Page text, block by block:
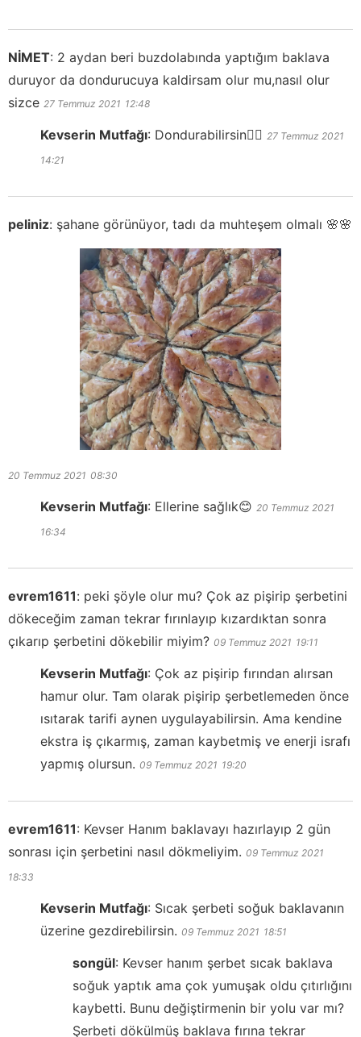
NİMET: 2 aydan beri buzdolabında yaptığım baklava
duruyor da dondurucuya kaldirsam olur mu,nasıl olur
sizce 27 Temmuz 2021 12:48
Kevserin Mutfağı: Dondurabilirsin👍🏻 27 Temmuz 2021
14:21
peliniz: şahane görünüyor, tadı da muhteşem olmalı 🌸🌸
20 Temmuz 2021 08:30
Kevserin Mutfağı: Ellerine sağlık😊 20 Temmuz 2021
16:34
evrem1611: peki şöyle olur mu? Çok az pişirip şerbetini
dökeceğim zaman tekrar fırınlayıp kızardıktan sonra
çıkarıp şerbetini dökebilir miyim? 09 Temmuz 2021 19:11
Kevserin Mutfağı: Çok az pişirip fırından alırsan
hamur olur. Tam olarak pişirip şerbetlemeden önce
ısıtarak tarifi aynen uygulayabilirsin. Ama kendine
ekstra iş çıkarmış, zaman kaybetmiş ve enerji israfı
yapmış olursun. 09 Temmuz 2021 19:20
evrem1611: Kevser Hanım baklavayı hazırlayıp 2 gün
sonrası için şerbetini nasıl dökmeliyim. 09 Temmuz 2021
18:33
Kevserin Mutfağı: Sıcak şerbeti soğuk baklavanın
üzerine gezdirebilirsin. 09 Temmuz 2021 18:51
songül: Kevser hanım şerbet sıcak baklava
soğuk yaptık ama çok yumuşak oldu çıtırlığını
kaybetti. Bunu değiştirmenin bir yolu var mı?
Şerbeti dökülmüş baklava fırına tekrar